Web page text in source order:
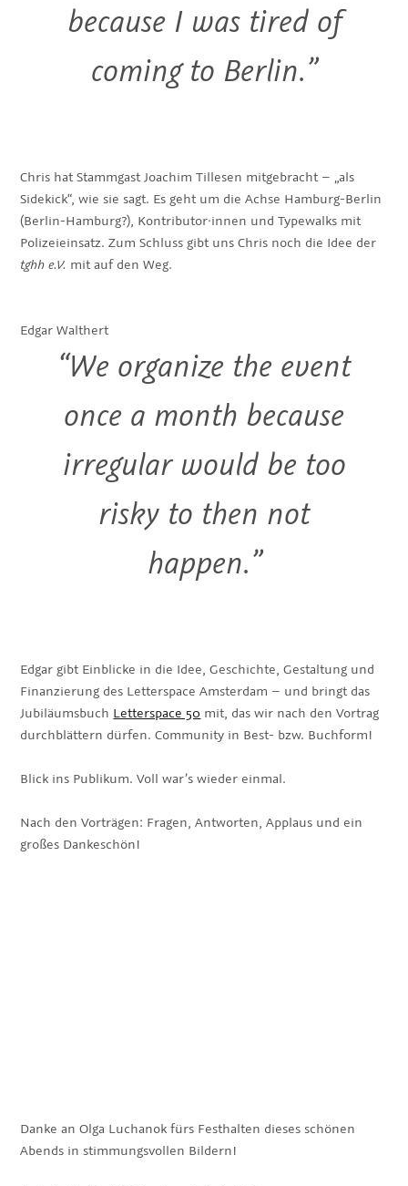
because I was tired of
coming to Berlin.”
Chris hat Stammgast Joachim Tillesen mitgebracht – „als
Sidekick“, wie sie sagt. Es geht um die Achse Hamburg-Berlin
(Berlin-Hamburg?), Kontributor·innen und Typewalks mit
Polizeieinsatz. Zum Schluss gibt uns Chris noch die Idee der
tghh e.V. mit auf den Weg.
Edgar Walthert
“We organize the event
once a month because
irregular would be too
risky to then not
happen.”
Edgar gibt Einblicke in die Idee, Geschichte, Gestaltung und
Finanzierung des Letterspace Amsterdam – und bringt das
Jubiläumsbuch Letterspace 50 mit, das wir nach den Vortrag
durchblättern dürfen. Community in Best- bzw. Buchform!
Blick ins Publikum. Voll war’s wieder einmal.
Nach den Vorträgen: Fragen, Antworten, Applaus und ein
großes Dankeschön!
Danke an Olga Luchanok fürs Festhalten dieses schönen
Abends in stimmungsvollen Bildern!